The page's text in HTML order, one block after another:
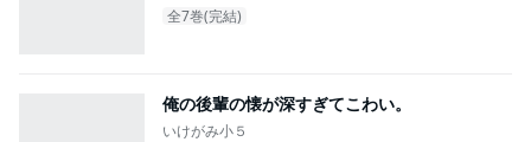
全7巻(完結)
俺の後輩の懐が深すぎてこわい。
いけがみ小５